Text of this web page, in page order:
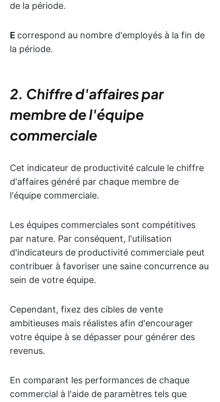
de la période.
E correspond au nombre d'employés à la fin de
la période.
2. Chiffre d'affaires par
membre de l'équipe
commerciale
Cet indicateur de productivité calcule le chiffre
d'affaires généré par chaque membre de
l'équipe commerciale.
Les équipes commerciales sont compétitives
par nature. Par conséquent, l'utilisation
d'indicateurs de productivité commerciale peut
contribuer à favoriser une saine concurrence au
sein de votre équipe.
Cependant, fixez des cibles de vente
ambitieuses mais réalistes afin d'encourager
votre équipe à se dépasser pour générer des
revenus.
En comparant les performances de chaque
commercial à l'aide de paramètres tels que